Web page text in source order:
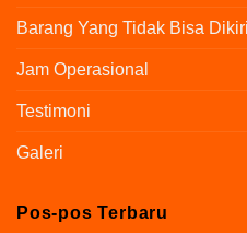
Barang Yang Tidak Bisa
Jam Operasional
Testimoni
Galeri
Pos-pos Terbaru